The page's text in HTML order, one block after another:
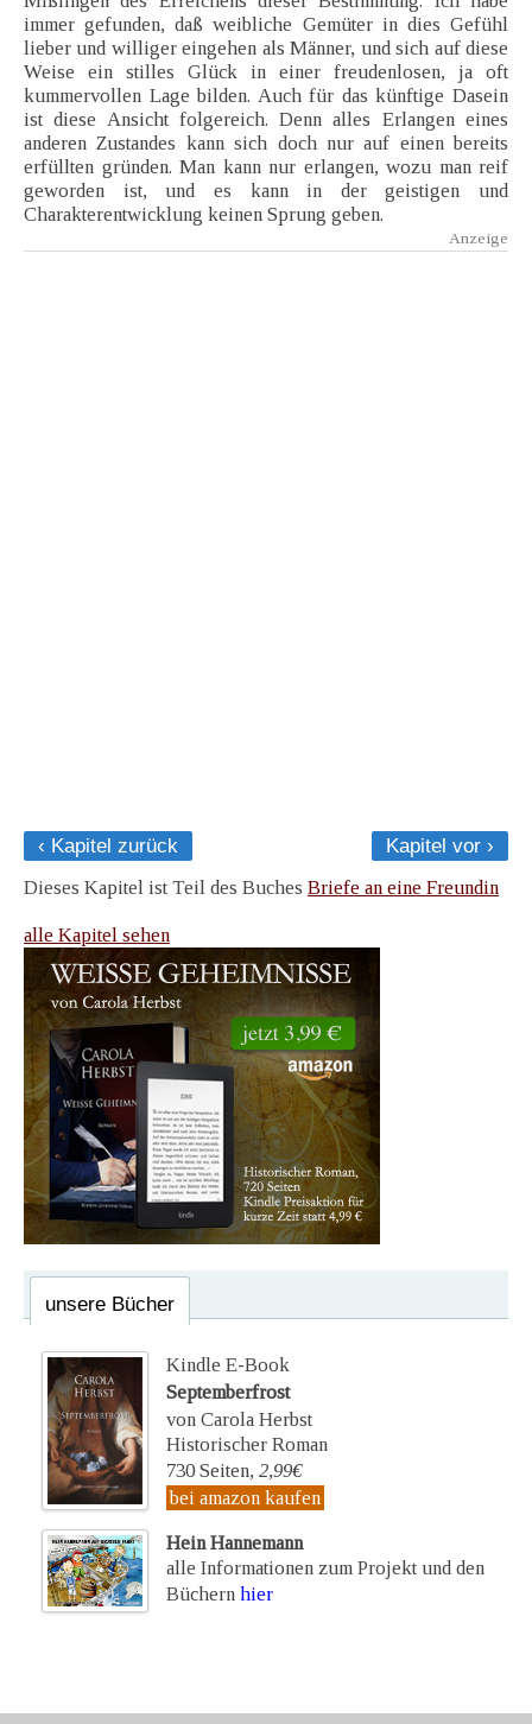
immer gefunden, daß weibliche Gemüter in dies Gefühl
lieber und williger eingehen als Männer, und sich auf diese
Weise ein stilles Glück in einer freudenlosen, ja oft
kummervollen Lage bilden. Auch für das künftige Dasein
ist diese Ansicht folgereich. Denn alles Erlangen eines
anderen Zustandes kann sich doch nur auf einen bereits
erfüllten gründen. Man kann nur erlangen, wozu man reif
geworden ist, und es kann in der geistigen und
Charakterentwicklung keinen Sprung geben.
‹ Kapitel zurück
Kapitel vor ›
Dieses Kapitel ist Teil des Buches Briefe an eine Freundin
alle Kapitel sehen
unsere Bücher
Kindle E-Book
Septemberfrost
von Carola Herbst
Historischer Roman
730 Seiten, 2,99€
bei amazon kaufen
Hein Hannemann
alle Informationen zum Projekt und den
Büchern hier